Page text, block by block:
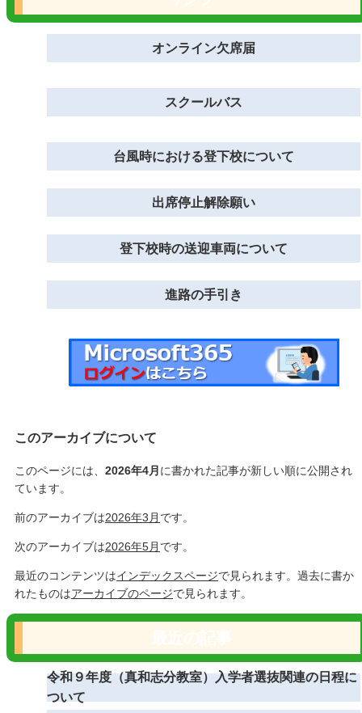
オンライン欠席届
スクールバス
台風時における登下校について
出席停止解除願い
登下校時の送迎車両について
進路の手引き
このアーカイブについて
このページには、 2026年4月に書かれた記事が新しい順に公開され
ています。
前のアーカイブは2026年3月 です。
次のアーカイブは2026年5月 です。
最近のコンテンツはインデックスページで見られます。過去に書か
れたものはアーカイブのページで見られます。
令和９年度（真和志分教室）入学者選抜関連の日程に
ついて